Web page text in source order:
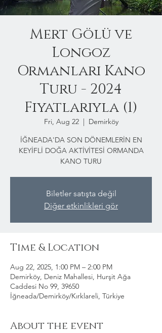
Mert Gölü ve
Longoz
Ormanları Kano
Turu - 2024
Fiyatlarıyla (1)
Fri, Aug 22
  |
Demirköy
İĞNEADA'DA SON DÖNEMLERİN EN
KEYİFLİ DOĞA AKTİVİTESİ ORMANDA
KANO TURU
Biletler satışta değil
Diğer etkinlikleri gör
Time & Location
Aug 22, 2025, 1:00 PM – 2:00 PM
Demirköy, Deniz Mahallesi, Hurşit Ağa
Caddesi No 99, 39650
İğneada/Demirköy/Kırklareli, Türkiye
About the event